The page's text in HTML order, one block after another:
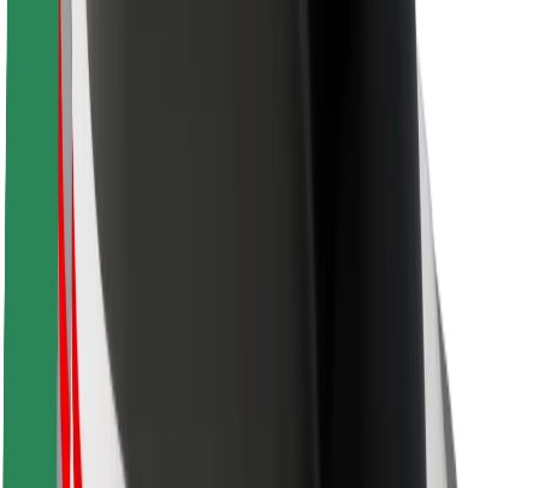
Byer
Flyplasser
Bolt-ladestasjoner
Brukerstøtte
For passasjerer